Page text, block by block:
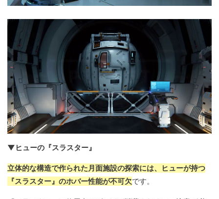
▼ヒューの『スラスター』
立体的な構造で作られた月面施設の探索には、ヒューが持つ
『スラスター』のホバー性能が不可欠です。